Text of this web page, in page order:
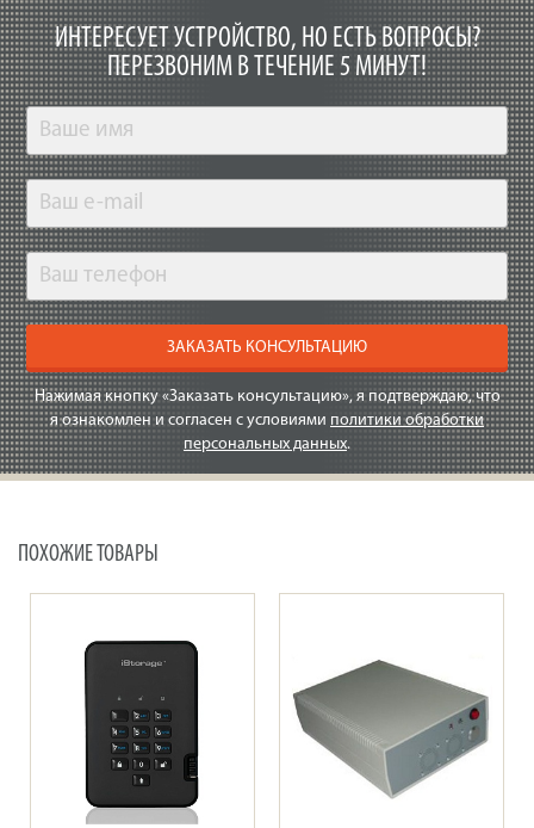
ИНТЕРЕСУЕТ УСТРОЙСТВО, НО ЕСТЬ ВОПРОСЫ?
ПЕРЕЗВОНИМ В ТЕЧЕНИЕ 5 МИНУТ!
ЗАКАЗАТЬ КОНСУЛЬТАЦИЮ
Нажимая кнопку «Заказать консультацию», я подтверждаю, что
я ознакомлен и согласен с условиями политики обработки
персональных данных.
ПОХОЖИЕ ТОВАРЫ